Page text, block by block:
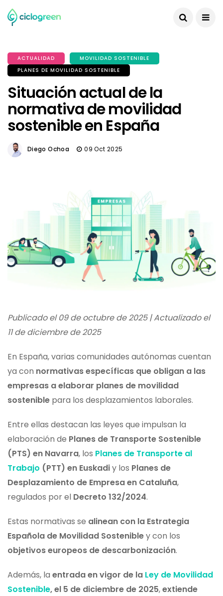
ACTUALIDAD
MOVILIDAD SOSTENIBLE
PLANES DE MOVILIDAD SOSTENIBLE
Situación actual de la
normativa de movilidad
sostenible en España
Diego Ochoa 09 Oct 2025
Publicado el 09 de octubre de 2025 | Actualizado el
11 de diciembre de 2025
En España, varias comunidades autónomas cuentan
ya con normativas específicas que obligan a las
empresas a elaborar planes de movilidad
sostenible para los desplazamientos laborales.
Entre ellas destacan las leyes que impulsan la
elaboración de Planes de Transporte Sostenible
(PTS) en Navarra, los Planes de Transporte al
Trabajo (PTT) en Euskadiy los Planes de
Desplazamiento de Empresa en Cataluña,
regulados por el Decreto 132/2024.
Estas normativas se alinean con la Estrategia
Española de Movilidad Sostenibley con los
objetivos europeos de descarbonización.
Además, la entrada en vigor de la Ley de Movilidad
Sostenible, el 5 de diciembre de 2025,extiende